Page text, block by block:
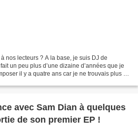
nos lecteurs ? A la base, je suis DJ de
un peu plus d’une dizaine d’années que je
il y a quatre ans car je ne trouvais plus de
avec Sam Dian à quelques
de son premier EP !